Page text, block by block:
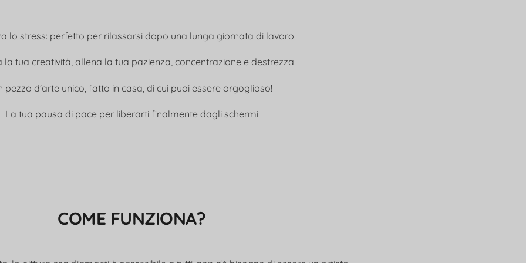
lo stress: perfetto per rilassarsi dopo una lunga giornata di lavoro
la tua creatività, allena la tua pazienza, concentrazione e destrezza
pezzo d'arte unico, fatto in casa, di cui puoi essere orgoglioso!
La tua pausa di pace per liberarti finalmente dagli schermi
COME FUNZIONA?